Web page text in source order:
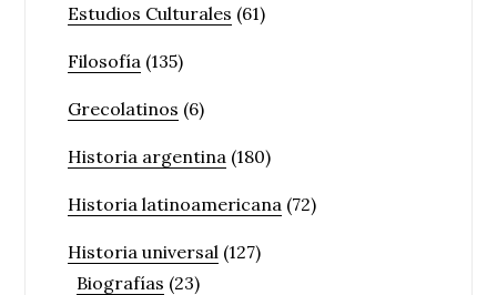
Estudios Culturales (61)
Filosofía (135)
Grecolatinos (6)
Historia argentina (180)
Historia latinoamericana (72)
Historia universal (127)
Biografías (23)